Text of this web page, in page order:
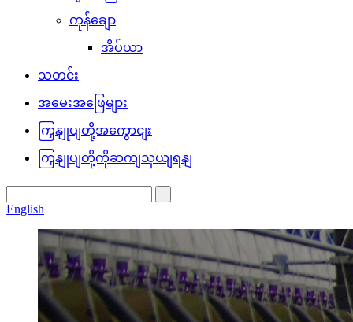
ကုန်ချော
အိပ်ယာ
သတင်း
အမေးအဖြေများ
ကြှနျုပျတို့အကွောငျး
ကြှနျုပျတို့ကိုဆကျသှယျရနျ
English